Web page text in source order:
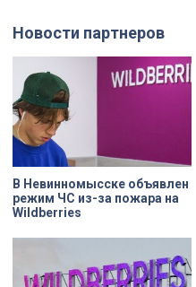
Новости партнеров
В Невинномысске объявлен
режим ЧС из-за пожара на
Wildberries